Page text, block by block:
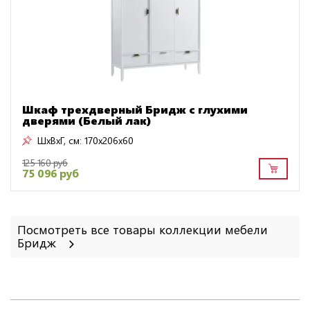
Шкаф трехдверный Бридж с глухими
дверями (Белый лак)
ШxВxГ, см: 170x206x60
125 160 руб
75 096 руб
Посмотреть все товары коллекции мебели
Бридж